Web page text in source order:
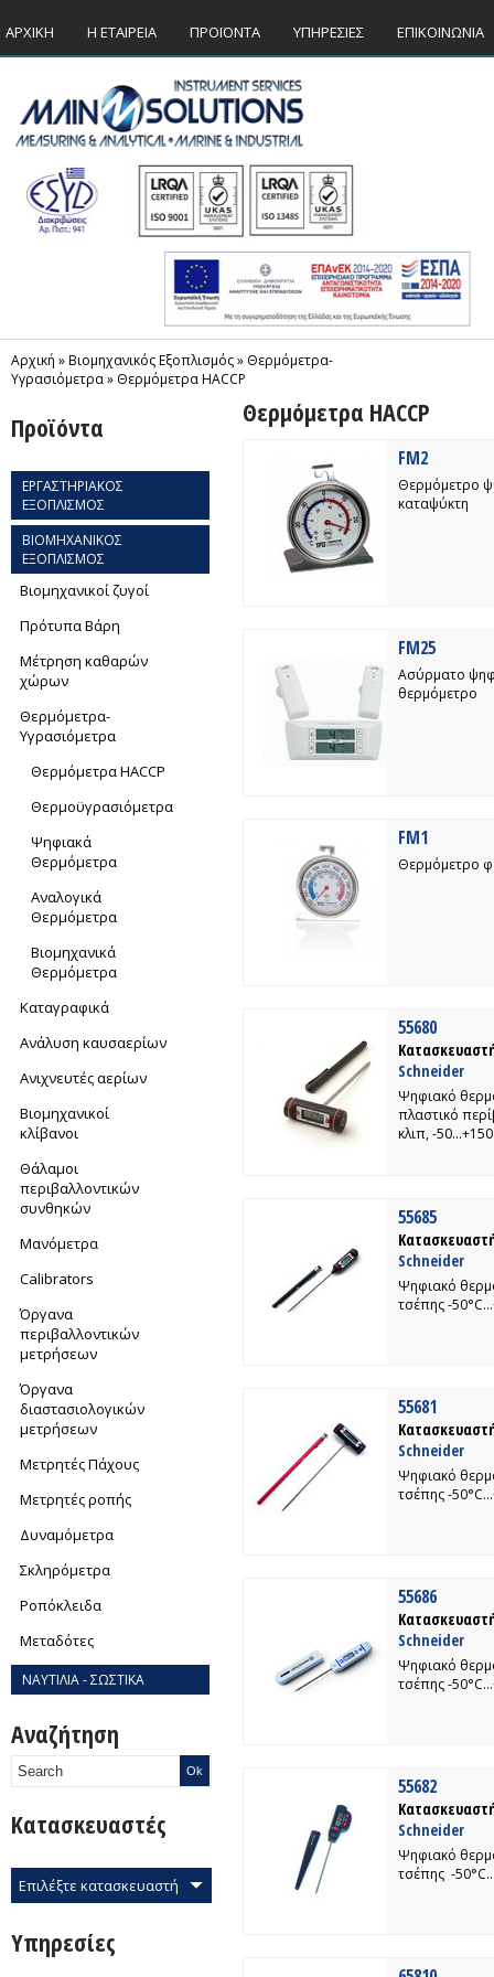
ΑΡΧΙΚΗ Η ΕΤΑΙΡΕΙΑ ΠΡΟΪΟΝΤΑ ΥΠΗΡΕΣΙΕΣ ΕΠΙΚΟΙΝΩΝΙΑ
Αρχική »Βιομηχανικός Εξοπλισμός» Θερμόμετρα-
Yγρασιόμετρα» Θερμόμετρα HACCP
Προϊόντα
ΕΡΓΑΣΤΗΡΙΑΚΟΣ
ΕΞΟΠΛΙΣΜΟΣ
ΒΙΟΜΗΧΑΝΙΚΟΣ
ΕΞΟΠΛΙΣΜΟΣ
Βιομηχανικοί ζυγοί
Πρότυπα Βάρη
Μέτρηση καθαρών
χώρων
Θερμόμετρα-
Yγρασιόμετρα
Θερμόμετρα HACCP
Θερμοϋγρασιόμετρα
Ψηφιακά
Θερμόμετρα
Αναλογικά
Θερμόμετρα
Βιομηχανικά
Θερμόμετρα
Καταγραφικά
Ανάλυση καυσαερίων
Ανιχνευτές αερίων
Βιομηχανικοί
κλίβανοι
Θάλαμοι
περιβαλλοντικών
συνθηκών
Μανόμετρα
Calibrators
Όργανα
περιβαλλοντικών
μετρήσεων
Όργανα
διαστασιολογικών
μετρήσεων
Μετρητές Πάχους
Μετρητές ροπής
Δυναμόμετρα
Σκληρόμετρα
Ροπόκλειδα
Μεταδότες
ΝΑΥΤΙΛΙΑ - ΣΩΣΤΙΚΑ
Αναζήτηση
Κατασκευαστές
Επιλέξτε κατασκευαστή
Υπηρεσίες
Θερμόμετρα HACCP
FM2
Θερμόμετρο
καταψύκτη
FM25
Ασύρματο
θερμόμετρο
FM1
Θερμόμετρο
55680
Schneider
Ψηφιακό
πλαστικό
κλιπ, -
55685
Schneider
Ψηφιακό
τσέπης -
55681
Schneider
Ψηφιακό
τσέπης -
55686
Schneider
Ψηφιακό
τσέπης -
55682
Schneider
Ψηφιακό
τσέπης -